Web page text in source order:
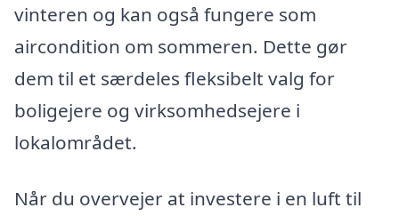
vinteren og kan også fungere som
aircondition om sommeren. Dette gør
dem til et særdeles fleksibelt valg for
boligejere og virksomhedsejere i
lokalområdet.
Når du overvejer at investere i en luft til